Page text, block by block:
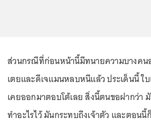
ส่วนกรณีที่ก่อนหน้านี้มีทนายความบางคน
เตยและดีเจแมนหลบหนีแล้ว ประเด็นนี้ ใ
เคยออกมาตอบโต้เลย สิ่งนี้ตนขอฝากว่า
ทำอะไรไว้ มันกระทบถึงเจ้าตัว และตอน